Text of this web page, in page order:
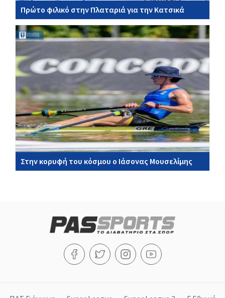
Πρώτο φιλικό στην Πλαταριά για την Κατσικά
Στην κορυφή του κόσμου ο Ιάσονας Μουσελίμης